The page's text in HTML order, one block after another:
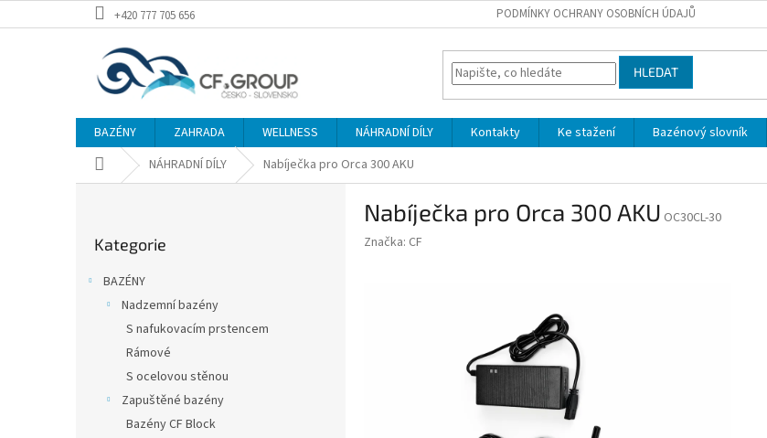
na
+420 777 705 656 PODMÍNKY OCHRANY OSOBNÍCH ÚDAJŮ
HLEDAT
BAZÉNY ZAHRADA WELLNESS NÁHRADNÍ DÍLY Kontakty Ke stažení Bazénový slovník
Domů NÁHRADNÍ DÍLY Nabíječka pro Orca 300 AKU
kategorie
Kategorie
BAZÉNY
Nadzemní bazény
S nafukovacím prstencem
Rámové
S ocelovou stěnou
Zapuštěné bazény
Bazény CF Block
Nabíječka pro Orca 300 AKU OC30CL-30
Značka: CF